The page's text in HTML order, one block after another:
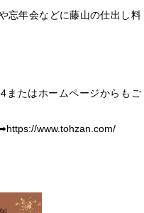
忘年会などに藤山の仕出し料
またはホームページからもご
www.tohzan.com/